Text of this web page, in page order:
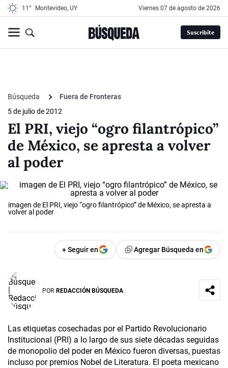
11° Montevideo, UY viernes 07 de agosto de 2026
Suscribite
Búsqueda
Fuera de Fronteras
5 de julio de 2012
El PRI, viejo “ogro filantrópico”
de México, se apresta a volver
al poder
imagen de El PRI, viejo “ogro filantrópico” de México, se apresta a
volver al poder
+ Seguir en Agregar Búsqueda en
POR REDACCIÓN BÚSQUEDA
Las etiquetas cosechadas por el Partido Revolucionario
Institucional (PRI) a lo largo de sus siete décadas seguidas
de monopolio del poder en México fueron diversas, puestas
incluso por premios Nobel de Literatura. El poeta mexicano